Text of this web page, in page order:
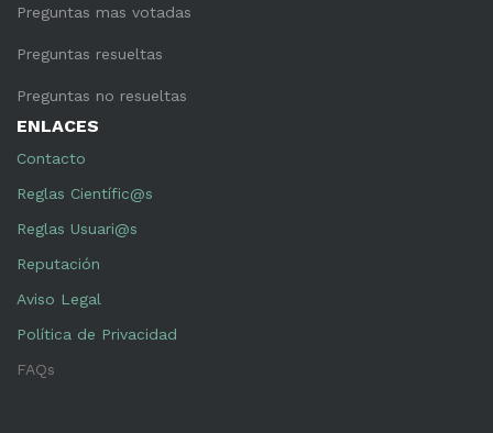
Preguntas mas votadas
Preguntas resueltas
Preguntas no resueltas
ENLACES
Contacto
Reglas Científic@s
Reglas Usuari@s
Reputación
Aviso Legal
Política de Privacidad
FAQs